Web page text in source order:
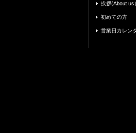
挨拶(About us）
初めての方
営業日カレン